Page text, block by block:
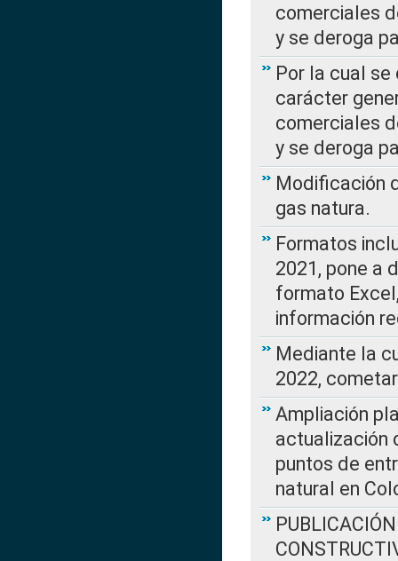
comerciales
y se deroga
Por la cual
carácter
comerciales
y se deroga
Modificación
gas natura.
Formatos
2021, pone a
formato
información
Mediante la
2022,
Ampliación
actualización
puntos de
natural en